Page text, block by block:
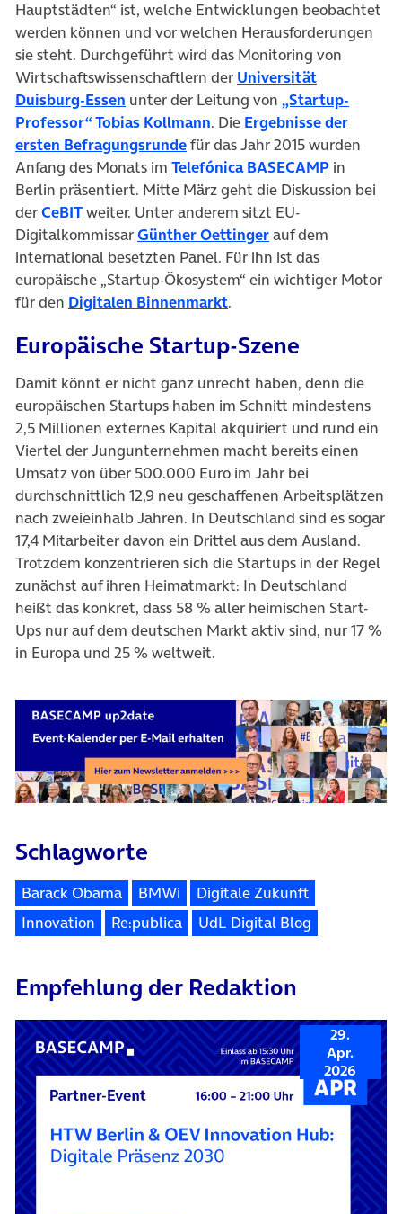
Hauptstädten“ ist, welche Entwicklungen beobachtet
werden können und vor welchen Herausforderungen
sie steht. Durchgeführt wird das Monitoring von
Wirtschaftswissenschaftlern der Universität
Duisburg-Essen (öffnet in neuem Tab)
unter der Leitung von „Startup-
Professor“ Tobias Kollmann(öffnet in neuem Tab)
. Die Ergebnisse der
ersten Befragungsrunde(öffnet in neuem Tab)
für das Jahr 2015 wurden
Anfang des Monats im Telefónica BASECAMP (öffnet in
in
Berlin präsentiert. Mitte März geht die Diskussion bei
derCeBIT(öffnet in neuem Tab)
weiter. Unter anderem sitzt EU-
DigitalkommissarGünther Oettinger(öffnet in neuem
auf dem
international besetzten Panel. Für ihn ist das
europäische „Startup-Ökosystem“ ein wichtiger Motor
für den Digitalen Binnenmarkt(öffnet in neuem Tab)
.
Europäische Startup-Szene
Damit könnt er nicht ganz unrecht haben, denn die
europäischen Startups haben im Schnitt mindestens
2,5 Millionen externes Kapital akquiriert und rund ein
Viertel der Jungunternehmen macht bereits einen
Umsatz von über 500.000 Euro im Jahr bei
durchschnittlich 12,9 neu geschaffenen Arbeitsplätzen
nach zweieinhalb Jahren. In Deutschland sind es sogar
17,4 Mitarbeiter davon ein Drittel aus dem Ausland.
Trotzdem konzentrieren sich die Startups in der Regel
zunächst auf ihren Heimatmarkt: In Deutschland
heißt das konkret, dass 58 % aller heimischen Start-
Ups nur auf dem deutschen Markt aktiv sind, nur 17 %
in Europa und 25 % weltweit.
Schlagworte
Barack Obama BMWi
Digitale Zukunft
Innovation
Re:publica UdL Digital Blog
Empfehlung der Redaktion
29.
Apr.
2026